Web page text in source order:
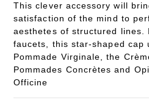
This clever accessory will
satisfaction of the mind to
aesthetes of structured lines.
faucets, this star-shaped cap
Pommade Virginale, the
Pommades Concrètes and
Officine